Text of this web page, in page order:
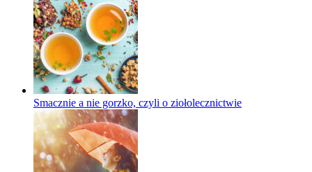
Smacznie a nie gorzko, czyli o ziołolecznictwie